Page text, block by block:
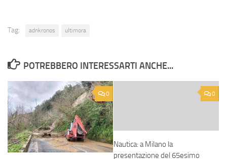
Tag: adnkronos ultimora
POTREBBERO INTERESSARTI ANCHE...
0 0
Nautica: a Milano la
presentazione del 65esimo